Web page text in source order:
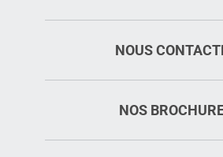
NOUS
NOS